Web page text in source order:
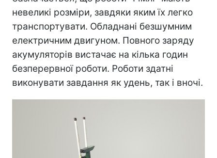
невеликі розміри, завдяки яким їх легко
транспортувати. Обладнані безшумним
електричним двигуном. Повного заряду
акумуляторів вистачає на кілька годин
безперервної роботи. Роботи здатні
виконувати завдання як удень, так і вночі.